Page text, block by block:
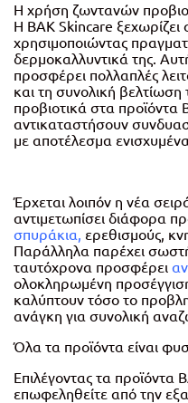
Η χρήση ζωντανών
Η BAK Skincare ξεχωρίζει
χρησιμοποιώντας
δερμοκαλλυντικά της.
προσφέρει πολλαπλές
και τη συνολική
προβιοτικά στα προϊόντα
αντικαταστήσουν
με αποτέλεσμα
Έρχεται λοιπόν η νέα
αντιμετωπίσει διάφορα
σπυράκια, ερεθισμούς,
Παράλληλα παρέχει
ταυτόχρονα προσφέρει
ολοκληρωμένη
καλύπτουν τόσο το
ανάγκη για συνολική
Όλα τα προϊόντα είναι
Επιλέγοντας τα προϊόντα
επωφεληθείτε από την